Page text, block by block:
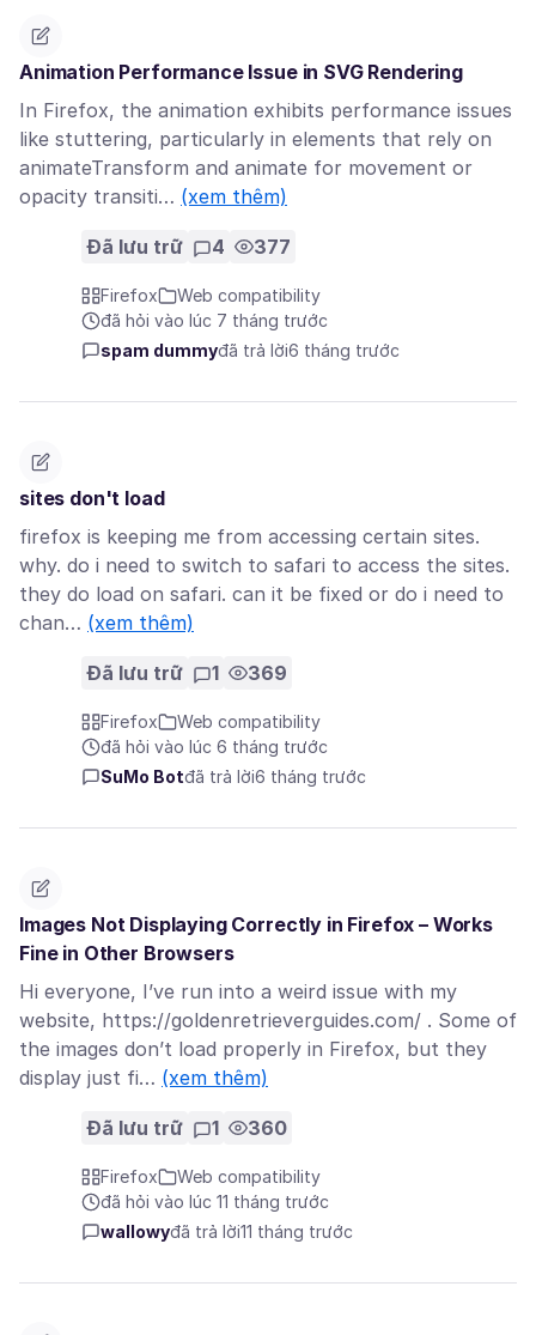
Animation Performance Issue in SVG Rendering
In Firefox, the animation exhibits performance issues
like stuttering, particularly in elements that rely on
animateTransform and animate for movement or
opacity transiti… (xem thêm)
Đã lưu trữ 4 377
Firefox
Web compatibility
đã hỏi vào lúc 7 tháng trước
spam dummyđã trả lời6 tháng trước
sites don't load
firefox is keeping me from accessing certain sites.
why. do i need to switch to safari to access the sites.
they do load on safari. can it be fixed or do i need to
chan… (xem thêm)
Đã lưu trữ 1 369
Firefox
Web compatibility
đã hỏi vào lúc 6 tháng trước
SuMo Botđã trả lời6 tháng trước
Images Not Displaying Correctly in Firefox – Works
Fine in Other Browsers
Hi everyone, I’ve run into a weird issue with my
website, https://goldenretrieverguides.com/ . Some of
the images don’t load properly in Firefox, but they
display just fi… (xem thêm)
Đã lưu trữ 1 360
Firefox
Web compatibility
đã hỏi vào lúc 11 tháng trước
wallowyđã trả lời11 tháng trước